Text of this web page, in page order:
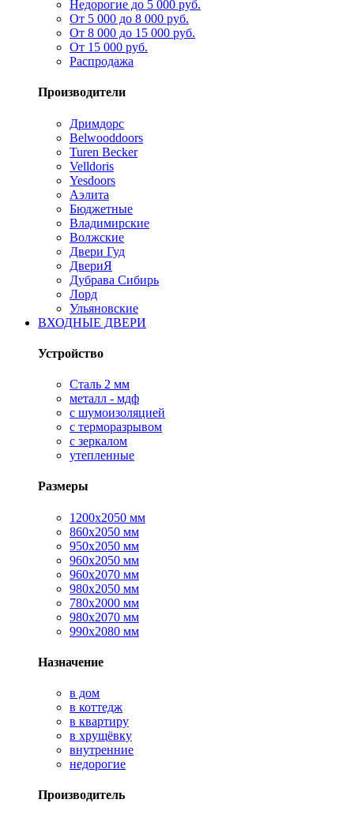
Недорогие до 5 000 руб.
От 5 000 до 8 000 руб.
От 8 000 до 15 000 руб.
От 15 000 руб.
Распродажа
Производители
Дримдорс
Belwooddoors
Turen Becker
Velldoris
Yesdoors
Аэлита
Бюджетные
Владимирские
Волжские
Двери Гуд
ДвериЯ
Дубрава Сибирь
Лорд
Ульяновские
ВХОДНЫЕ ДВЕРИ
Устройство
Сталь 2 мм
металл - мдф
с шумоизоляцией
с терморазрывом
с зеркалом
утепленные
Размеры
1200х2050 мм
860х2050 мм
950х2050 мм
960х2050 мм
960х2070 мм
980х2050 мм
780х2000 мм
980х2070 мм
990х2080 мм
Назначение
в дом
в коттедж
в квартиру
в хрущёвку
внутренние
недорогие
Производитель